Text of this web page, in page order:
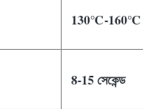
130℃-160℃
8-15 সেকেন্ড